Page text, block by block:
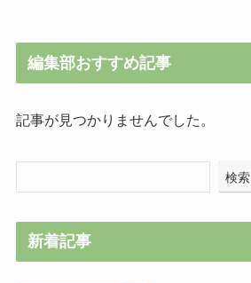
編集部おすすめ記事
記事が見つかりませんでした。
検索
新着記事